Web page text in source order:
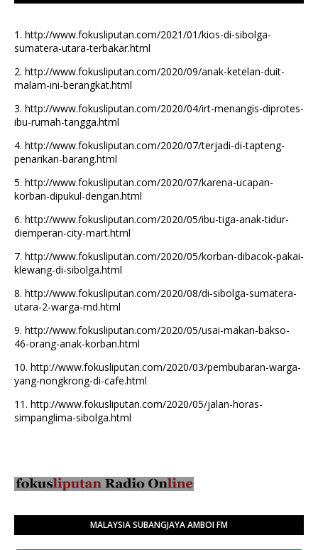
1. http://www.fokusliputan.com/2021/01/kios-di-sibolga-
sumatera-utara-terbakar.html
2. http://www.fokusliputan.com/2020/09/anak-ketelan-duit-
malam-ini-berangkat.html
3. http://www.fokusliputan.com/2020/04/irt-menangis-diprotes-
ibu-rumah-tangga.html
4. http://www.fokusliputan.com/2020/07/terjadi-di-tapteng-
penarikan-barang.html
5. http://www.fokusliputan.com/2020/07/karena-ucapan-
korban-dipukul-dengan.html
6. http://www.fokusliputan.com/2020/05/ibu-tiga-anak-tidur-
diemperan-city-mart.html
7. http://www.fokusliputan.com/2020/05/korban-dibacok-pakai-
klewang-di-sibolga.html
8. http://www.fokusliputan.com/2020/08/di-sibolga-sumatera-
utara-2-warga-md.html
9. http://www.fokusliputan.com/2020/05/usai-makan-bakso-
46-orang-anak-korban.html
10. http://www.fokusliputan.com/2020/03/pembubaran-warga-
yang-nongkrong-di-cafe.html
11. http://www.fokusliputan.com/2020/05/jalan-horas-
simpanglima-sibolga.html
MALAYSIA SUBANGJAYA AMBOI FM